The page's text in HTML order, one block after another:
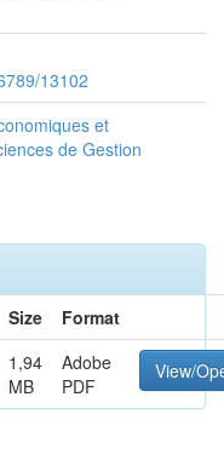
13102
et
de Gestion
Size
Format
1,94
MB
Adobe
PDF
View/